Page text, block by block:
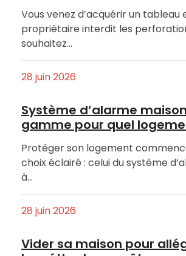
Vous venez d’acquérir un tableau
propriétaire interdit les
souhaitez…
28 juin 2026
Système d’alarme
gamme pour quel
Protéger son logement
choix éclairé : celui du système
à…
28 juin 2026
Vider sa maison pour